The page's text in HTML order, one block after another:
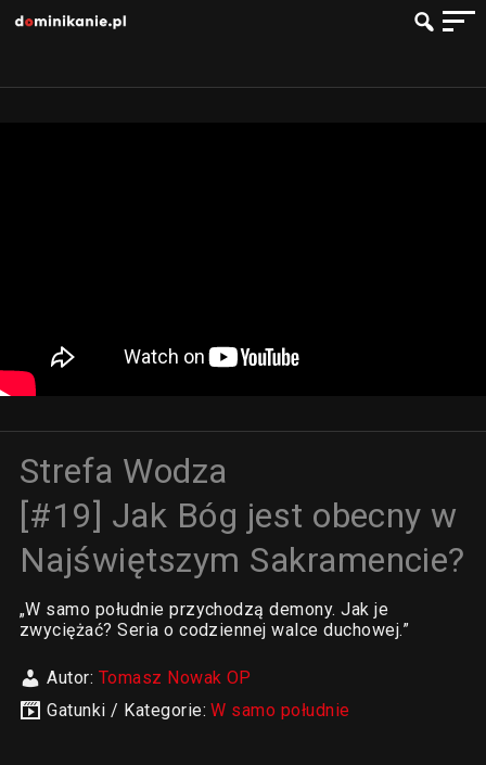
Strefa Wodza
[#19] Jak Bóg jest obecny w
Najświętszym Sakramencie?
„W samo południe przychodzą demony. Jak je
zwyciężać? Seria o codziennej walce duchowej.”
Autor: Tomasz Nowak OP
Gatunki / Kategorie:W samo południe